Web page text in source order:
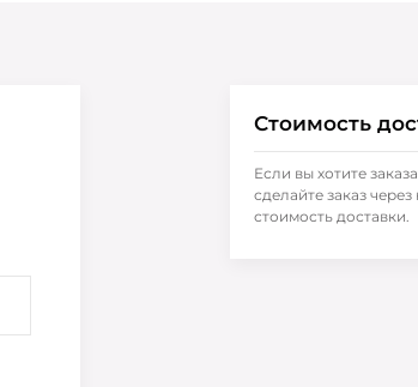
Стоимость
Если вы хотите
сделайте заказ
стоимость доставки.